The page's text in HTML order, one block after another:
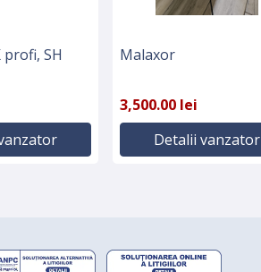
profi, SH Malaxor
3,500.00 lei
Detalii vanzator